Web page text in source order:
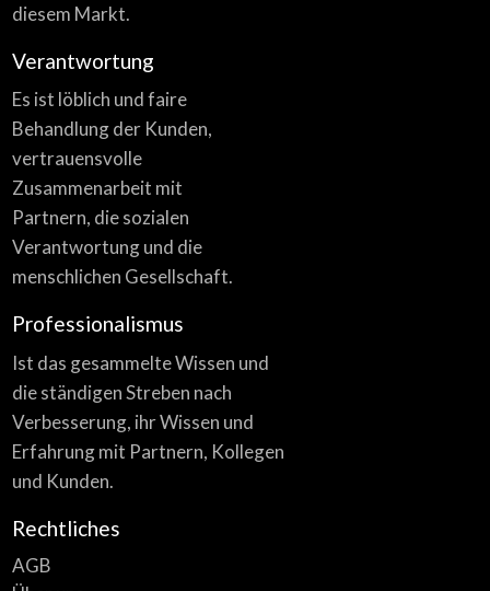
diesem Markt.
Verantwortung
Es ist löblich und faire
Behandlung der Kunden,
vertrauensvolle
Zusammenarbeit mit
Partnern, die sozialen
Verantwortung und die
menschlichen Gesellschaft.
Professionalismus
Ist das gesammelte Wissen und
die ständigen Streben nach
Verbesserung, ihr Wissen und
Erfahrung mit Partnern, Kollegen
und Kunden.
Rechtliches
AGB